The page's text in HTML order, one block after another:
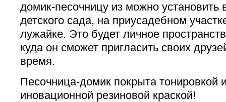
домик-песочницу из можно установить
детского сада, на приусадебном
лужайке. Это будет личное
куда он сможет пригласить своих
время.
Песочница-домик покрыта тонировкой
иновационной резиновой краской!